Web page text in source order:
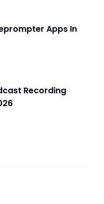
Apps In
Recording